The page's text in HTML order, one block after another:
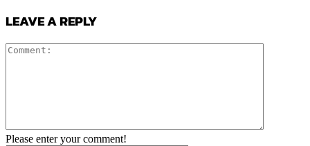
LEAVE A REPLY
Please enter your comment!